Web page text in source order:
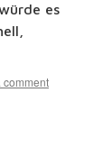
es
comment